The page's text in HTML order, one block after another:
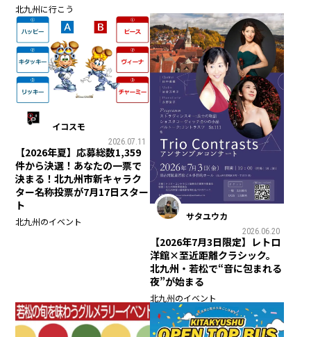
北九州に行こう
イコスモ
2026.07.11
【2026年夏】応募総数1,359
件から決選！あなたの一票で
決まる！北九州市新キャラク
ター名称投票が7月17日スター
ト
北九州のイベント サタユウカ
2026.06.20
【2026年7月3日限定】レトロ
洋館×至近距離クラシック。
北九州・若松で“音に包まれる
夜”が始まる
北九州のイベント